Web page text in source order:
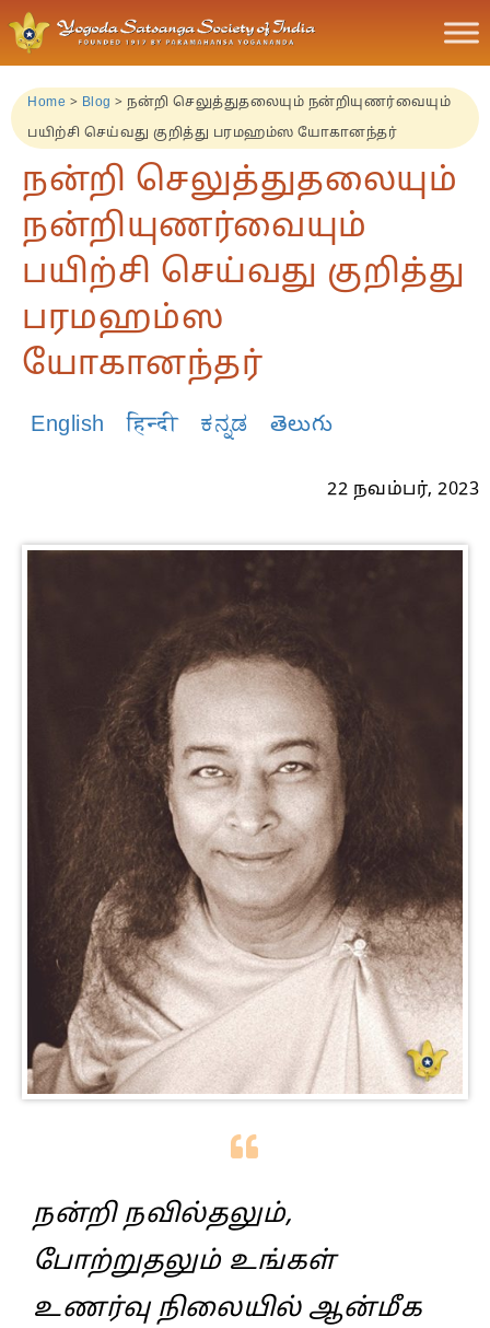
Home > Blog > நன்றி செலுத்துதலையும் நன்றியுணர்வையும்
பயிற்சி செய்வது குறித்து பரமஹம்ஸ யோகானந்தர்
நன்றி செலுத்துதலையும்
நன்றியுணர்வையும்
பயிற்சி செய்வது குறித்து
பரமஹம்ஸ
யோகானந்தர்
English हिन्दी ಕನ್ನಡ తెలుగు
22 நவம்பர், 2023
நன்றி நவில்தலும்,
போற்றுதலும் உங்கள்
உணர்வு நிலையில் ஆன்மீக